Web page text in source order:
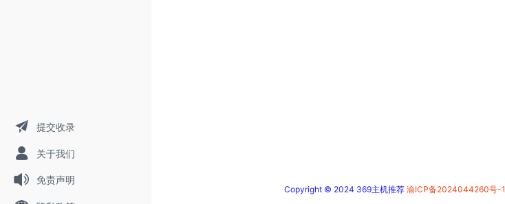
提交收录
关于我们
免责声明
Copyright © 2024 369主机推荐 渝ICP备2024044260号-1